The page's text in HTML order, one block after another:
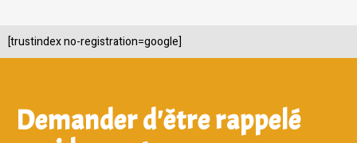
[trustindex no-registration=google]
Demander d'être rappelé